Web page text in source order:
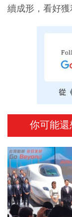
續成形，看好獲
你可能還